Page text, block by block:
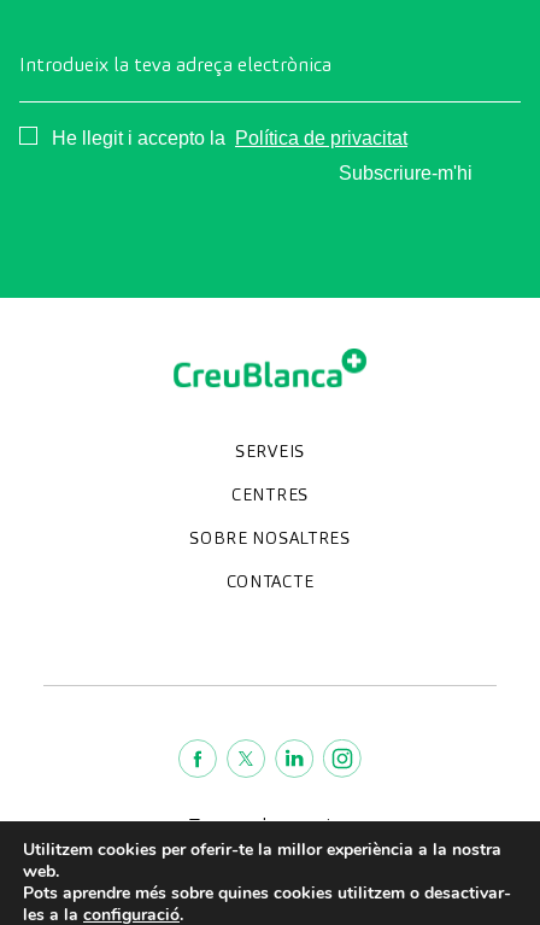
Introdueix la teva adreça electrònica
Consentimiento
He llegit i accepto la
Política de privacitat
Subscriure-m'hi
SERVEIS
Especialitats
Proves diagnòstiques
Revisions mèdiques
Unitats especialitzades
CENTRES
Clínica CreuBlanca
CreuBlanca Tarradellas
Diagnosis Médica
Hospital CreuBlanca Maresme
SOBRE NOSALTRES
Qui som
Treballa amb nosaltres
Blog
CreuBlanca Empreses
Preguntes freqüents
CONTACTE
Termes de servei
Avis legal
Política de privacitat
Política de qualitat
Utilitzem cookies per oferir-te la millor experiència a la nostra
web.
Pots aprendre més sobre quines cookies utilitzem o desactivar-
les a la configuració.